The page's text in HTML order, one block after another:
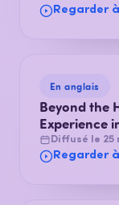
Regarder
En anglais
Beyond the
Experience
Diffusé le 25
Regarder